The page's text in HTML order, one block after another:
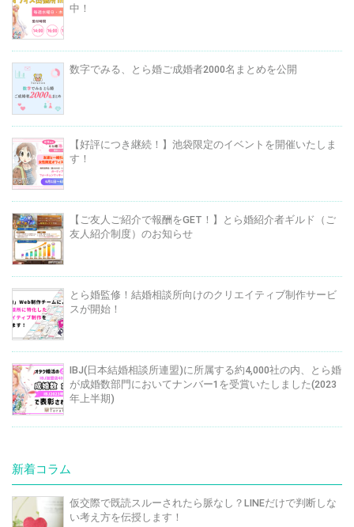
中！
数字でみる、とら婚ご成婚者2000名まとめを公開
【好評につき継続！】池袋限定のイベントを開催いたしま
す！
【ご友人ご紹介で報酬をGET！】とら婚紹介者ギルド（ご
友人紹介制度）のお知らせ
とら婚監修！結婚相談所向けのクリエイティブ制作サービ
スが開始！
IBJ(日本結婚相談所連盟)に所属する約4,000社の内、とら婚
が成婚数部門においてナンバー1を受賞いたしました(2023
年上半期)
新着コラム
仮交際で既読スルーされたら脈なし？LINEだけで判断しな
い考え方を伝授します！